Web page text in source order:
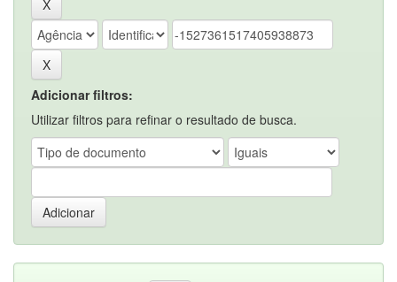
Adicionar filtros:
Utilizar filtros para refinar o resultado de busca.